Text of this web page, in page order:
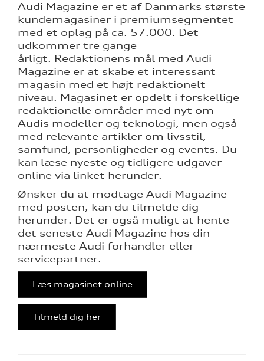
Audi Magazine er et af Danmarks største
kundemagasiner i premiumsegmentet
med et oplag på ca. 57.000. Det
udkommer tre gange
årligt. Redaktionens mål med Audi
Magazine er at skabe et interessant
magasin med et højt redaktionelt
niveau. Magasinet er opdelt i forskellige
redaktionelle områder med nyt om
Audis modeller og teknologi, men også
med relevante artikler om livsstil,
samfund, personligheder og events. Du
kan læse nyeste og tidligere udgaver
online via linket herunder.
Ønsker du at modtage Audi Magazine
med posten, kan du tilmelde dig
herunder. Det er også muligt at hente
det seneste Audi Magazine hos din
nærmeste Audi forhandler eller
servicepartner.
Læs magasinet online
Tilmeld dig her